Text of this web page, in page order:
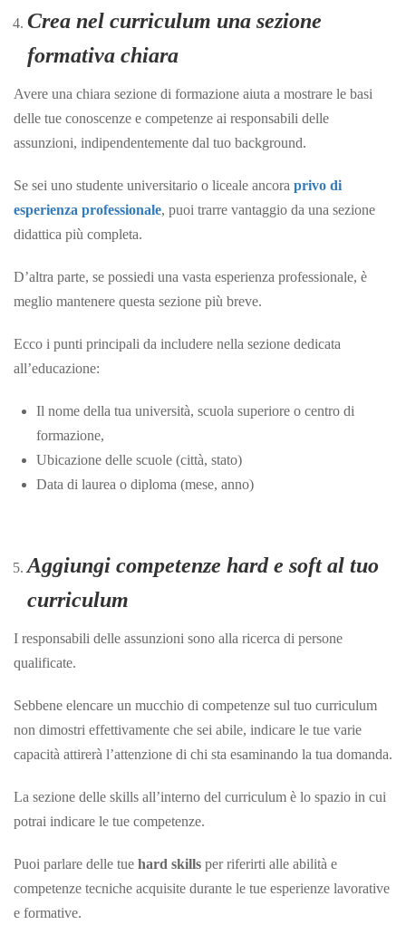
Crea nel curriculum una sezione
formativa chiara
Avere una chiara sezione di formazione aiuta a mostrare le basi
delle tue conoscenze e competenze ai responsabili delle
assunzioni, indipendentemente dal tuo background.
Se sei uno studente universitario o liceale ancora privo di
esperienza professionale, puoi trarre vantaggio da una sezione
didattica più completa.
D’altra parte, se possiedi una vasta esperienza professionale, è
meglio mantenere questa sezione più breve.
Ecco i punti principali da includere nella sezione dedicata
all’educazione:
Il nome della tua università, scuola superiore o centro di
formazione,
Ubicazione delle scuole (città, stato)
Data di laurea o diploma (mese, anno)
Aggiungi competenze hard e soft al tuo
curriculum
I responsabili delle assunzioni sono alla ricerca di persone
qualificate.
Sebbene elencare un mucchio di competenze sul tuo curriculum
non dimostri effettivamente che sei abile, indicare le tue varie
capacità attirerà l’attenzione di chi sta esaminando la tua domanda.
La sezione delle skills all’interno del curriculum è lo spazio in cui
potrai indicare le tue competenze.
Puoi parlare delle tue hard skills per riferirti alle abilità e
competenze tecniche acquisite durante le tue esperienze lavorative
e formative.